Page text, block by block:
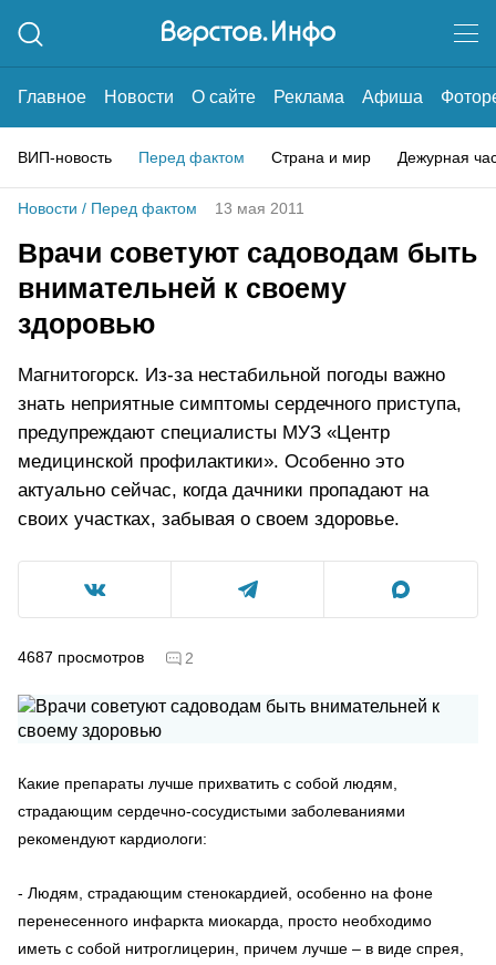
Главное Новости О сайте Реклама Афиша
ВИП-новость Перед фактом Страна и мир Дежурная
Новости / Перед фактом 13 мая 2011
Врачи советуют садоводам быть
внимательней к своему
здоровью
Магнитогорск. Из-за нестабильной погоды важно
знать неприятные симптомы сердечного приступа,
предупреждают специалисты МУЗ «Центр
медицинской профилактики». Особенно это
актуально сейчас, когда дачники пропадают на
своих участках, забывая о своем здоровье.
4687 просмотров 2
Какие препараты лучше прихватить с собой людям,
страдающим сердечно-сосудистыми заболеваниями
рекомендуют кардиологи:
- Людям, страдающим стенокардией, особенно на фоне
перенесенного инфаркта миокарда, просто необходимо
иметь с собой нитроглицерин, причем лучше – в виде спрея,